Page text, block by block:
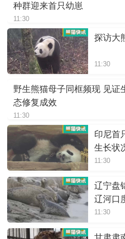
种群迎来首只幼崽
11:30
探访大
11:30
野生熊猫母子同框频现 见证
态修复成效
11:30
印尼首
生长状
11:30
辽宁盘
辽河口
11:30